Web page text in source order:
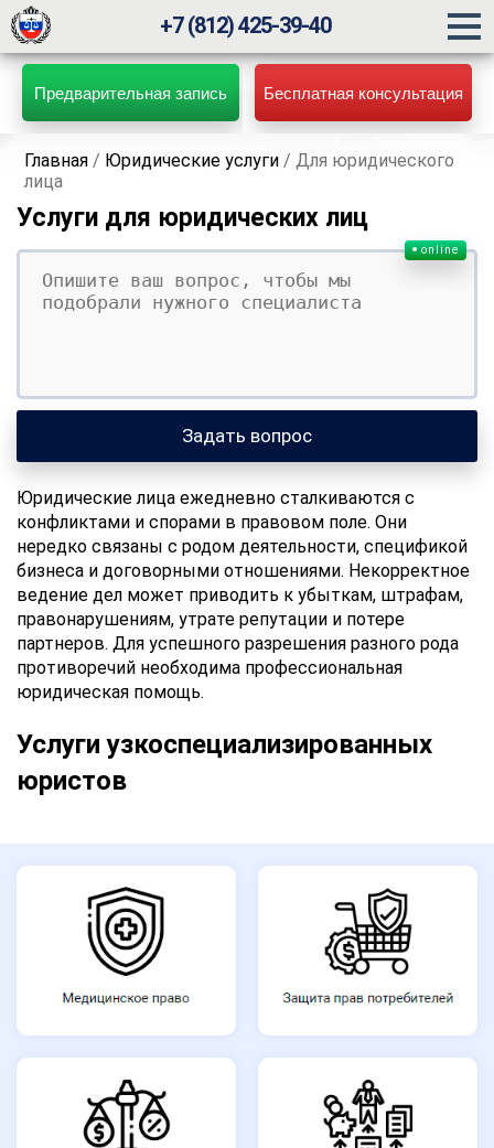
Предварительная запись Бесплатная консультация
+7 (812) 425-39-40
Главная / Юридические услуги /Для юридического
лица
Услуги для юридических лиц
Ваш вопрос
Ваше имя
Ваши контакты
online
Задать вопрос
Юридические лица ежедневно сталкиваются с
конфликтами и спорами в правовом поле. Они
нередко связаны с родом деятельности, спецификой
бизнеса и договорными отношениями. Некорректное
ведение дел может приводить к убыткам, штрафам,
правонарушениям, утрате репутации и потере
партнеров. Для успешного разрешения разного рода
противоречий необходима профессиональная
юридическая помощь.
Услуги узкоспециализированных
юристов